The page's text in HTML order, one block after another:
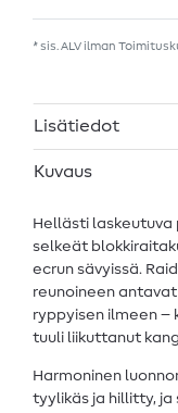
* sis. ALV ilman
Lisätiedot
Kuvaus
Hellästi laskeutuva
selkeät
ecrun sävyissä.
reunoineen
ryppyisen ilmeen –
tuuli liikuttanut
Harmoninen
tyylikäs ja hillitty, ja